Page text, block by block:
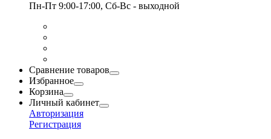
Пн-Пт 9:00-17:00, Сб-Вс - выходной
Сравнение товаров
Избранное
Корзина
Личный кабинет
Авторизация
Регистрация